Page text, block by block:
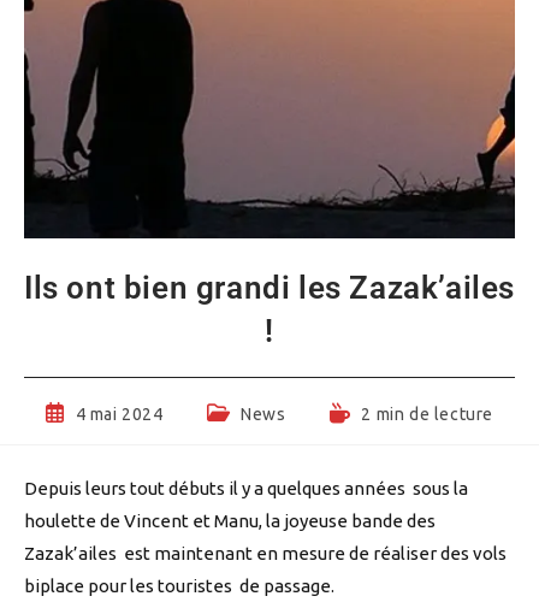
Ils ont bien grandi les Zazak’ailes
!
Publication
4 mai 2024
PostNews
Temps2 min de lecture
Depuis leurs tout débuts il y a quelques années sous la
houlette de Vincent et Manu, la joyeuse bande des
Zazak’ailes est maintenant en mesure de réaliser des vols
biplace pour les touristes de passage.